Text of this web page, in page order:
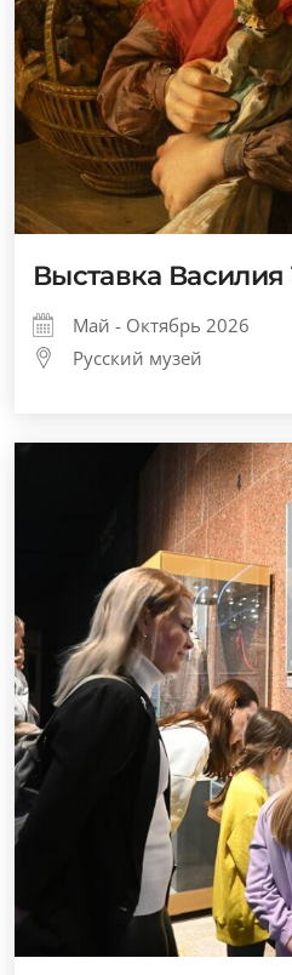
Выставка
Май - Октябрь 2026
Русский музей